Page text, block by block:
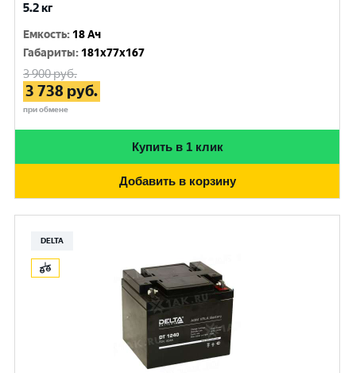
5.2 кг
Емкость: 18 Ач
Габариты: 181x77x167
3 900руб.
3 738 руб.
при обмене
Купить в 1 клик
Добавить в корзину
DELTA